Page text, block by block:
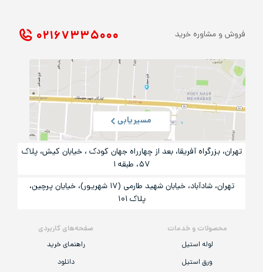
محصولات و خدمات
لوله استیل
ورق استیل
صفحه‌های کاربردی
راهنمای خرید
دانلود
فروش و مشاوره خرید ۰۲۱ ۶۷۳۳۵۰۰۰
مسیریابی
تهران، بزرگراه آفریقا، بعد از چهارراه جهان کودک ، خیابان کیش، پلاک
۵۷، طبقه ۱
تهران، شادآباد، خیابان شهید طارمی (۱۷ شهریور)، خیایان پرچین،
پلاک ۱۰۱